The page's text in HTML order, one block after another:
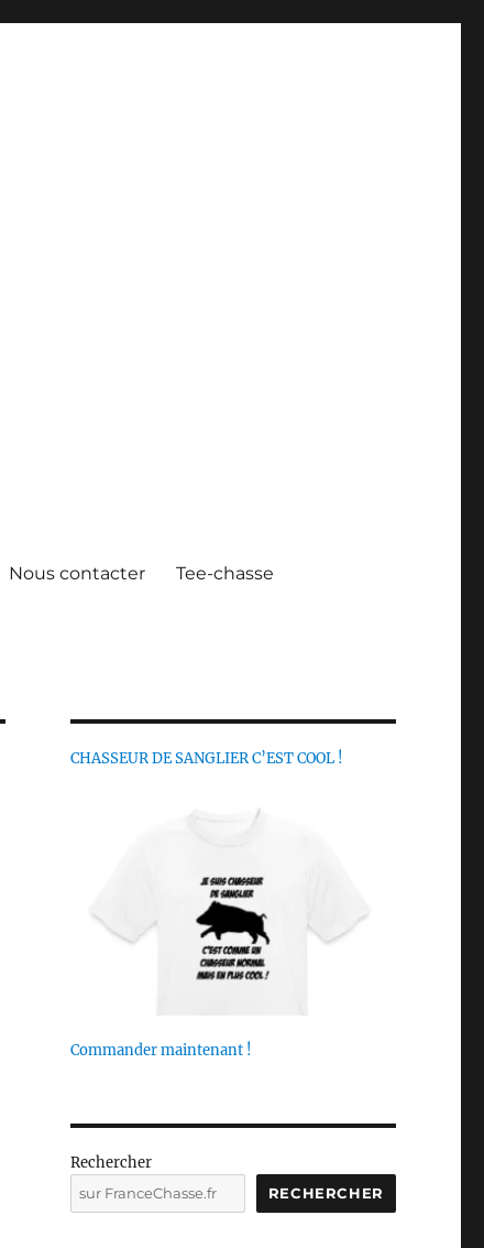
Nous contacter Tee-chasse
CHASSEUR DE SANGLIER C’EST COOL !
Commander maintenant !
Rechercher
RECHERCHER